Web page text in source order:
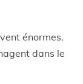
énormes.
dans le